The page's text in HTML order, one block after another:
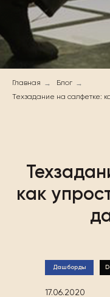
Главная → Блог →
Техзадание на салфетке:
как
17.06.2020
Дашборды